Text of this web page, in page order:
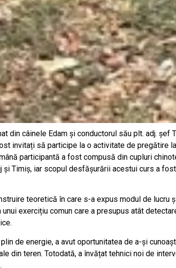
din câinele Edam și conductorul său plt. adj. șef
invitați să participe la o activitate de pregătire
participantă a fost compusă din cupluri
și Timiș, iar scopul desfășurării acestui curs a
teoretică în care s-a expus modul de lucru
exercițiu comun care a presupus atât
de energie, a avut oportunitatea de a-și
din teren. Totodată, a învățat tehnici noi de